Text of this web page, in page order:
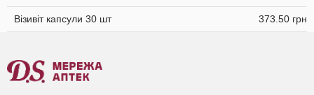
Візивіт капсули 30 шт 373.50 грн